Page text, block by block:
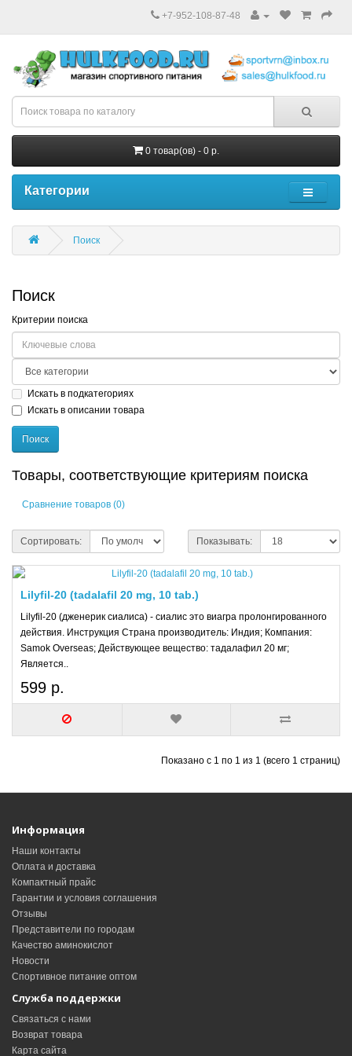
+7-952-108-87-48
0 товар(ов) - 0 р.
Категории
Поиск
Поиск
Критерии поиска
Искать в подкатегориях
Искать в описании товара
Товары, соответствующие критериям поиска
Сравнение товаров (0)
Сортировать: Показывать:
Lilyfil-20 (tadalafil 20 mg, 10 tab.)
Lilyfil-20 (дженерик сиалиса) - сиалис это виагра пролонгированного
действия. Инструкция Страна производитель: Индия; Компания:
Samok Overseas; Действующее вещество: тадалафил 20 мг;
Является..
599 р.
Показано с 1 по 1 из 1 (всего 1 страниц)
Информация
Наши контакты
Оплата и доставка
Компактный прайс
Гарантии и условия соглашения
Отзывы
Представители по городам
Качество аминокислот
Новости
Спортивное питание оптом
Служба поддержки
Связаться с нами
Возврат товара
Карта сайта